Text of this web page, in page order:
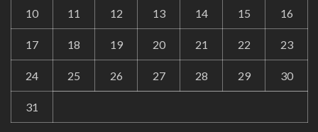
10 11 12 13 14 15 16
17 18 19 20 21 22 23
24 25 26 27 28 29 30
31